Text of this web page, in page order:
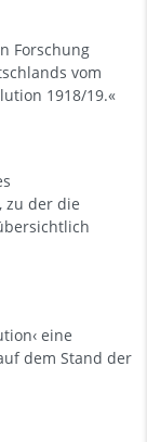
Forschung
vom
1918/19.«
zu der die
eine
dem Stand der